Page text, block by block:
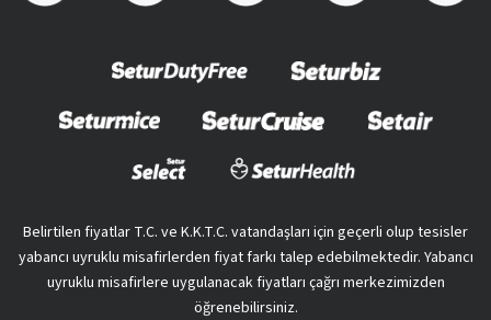
Belirtilen fiyatlar T.C. ve K.K.T.C. vatandaşları için geçerli olup tesisler
yabancı uyruklu misafirlerden fiyat farkı talep edebilmektedir. Yabancı
uyruklu misafirlere uygulanacak fiyatları çağrı merkezimizden
öğrenebilirsiniz.